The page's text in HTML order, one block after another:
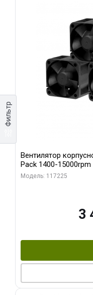
Фильтр
Вентилятор
Pack 1400-15000rpm rpm
Connector
Модель: 117225
3